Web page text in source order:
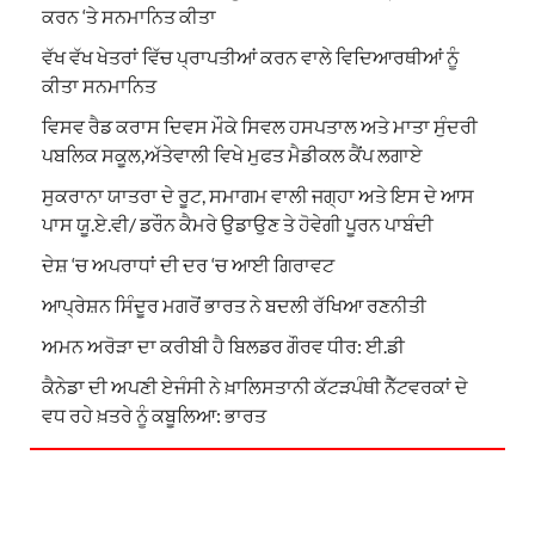
ਕਰਨ ‘ਤੇ ਸਨਮਾਨਿਤ ਕੀਤਾ
ਵੱਖ ਵੱਖ ਖੇਤਰਾਂ ਵਿੱਚ ਪ੍ਰਾਪਤੀਆਂ ਕਰਨ ਵਾਲੇ ਵਿਦਿਆਰਥੀਆਂ ਨੂੰ
ਕੀਤਾ ਸਨਮਾਨਿਤ
ਵਿਸਵ ਰੈਡ ਕਰਾਸ ਦਿਵਸ ਮੌਕੇ ਸਿਵਲ ਹਸਪਤਾਲ ਅਤੇ ਮਾਤਾ ਸੁੰਦਰੀ
ਪਬਲਿਕ ਸਕੂਲ,ਅੱਤੇਵਾਲੀ ਵਿਖੇ ਮੁਫਤ ਮੈਡੀਕਲ ਕੈਂਪ ਲਗਾਏ
ਸੁਕਰਾਨਾ ਯਾਤਰਾ ਦੇ ਰੂਟ, ਸਮਾਗਮ ਵਾਲੀ ਜਗ੍ਹਾ ਅਤੇ ਇਸ ਦੇ ਆਸ
ਪਾਸ ਯੂ.ਏ.ਵੀ/ ਡਰੌਨ ਕੈਮਰੇ ਉਡਾਉਣ ਤੇ ਹੋਵੇਗੀ ਪੂਰਨ ਪਾਬੰਦੀ
ਦੇਸ਼ ‘ਚ ਅਪਰਾਧਾਂ ਦੀ ਦਰ ‘ਚ ਆਈ ਗਿਰਾਵਟ
ਆਪ੍ਰੇਸ਼ਨ ਸਿੰਦੂਰ ਮਗਰੋਂ ਭਾਰਤ ਨੇ ਬਦਲੀ ਰੱਖਿਆ ਰਣਨੀਤੀ
ਅਮਨ ਅਰੋੜਾ ਦਾ ਕਰੀਬੀ ਹੈ ਬਿਲਡਰ ਗੌਰਵ ਧੀਰ: ਈ.ਡੀ
ਕੈਨੇਡਾ ਦੀ ਅਪਣੀ ਏਜੰਸੀ ਨੇ ਖ਼ਾਲਿਸਤਾਨੀ ਕੱਟੜਪੰਥੀ ਨੈੱਟਵਰਕਾਂ ਦੇ
ਵਧ ਰਹੇ ਖ਼ਤਰੇ ਨੂੰ ਕਬੂਲਿਆ: ਭਾਰਤ